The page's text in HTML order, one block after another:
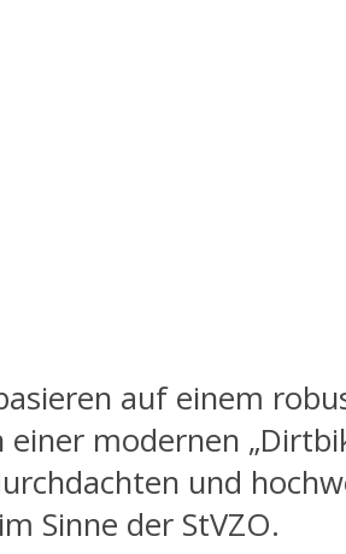
auf einem
modernen
und
Sinne der StVZO.